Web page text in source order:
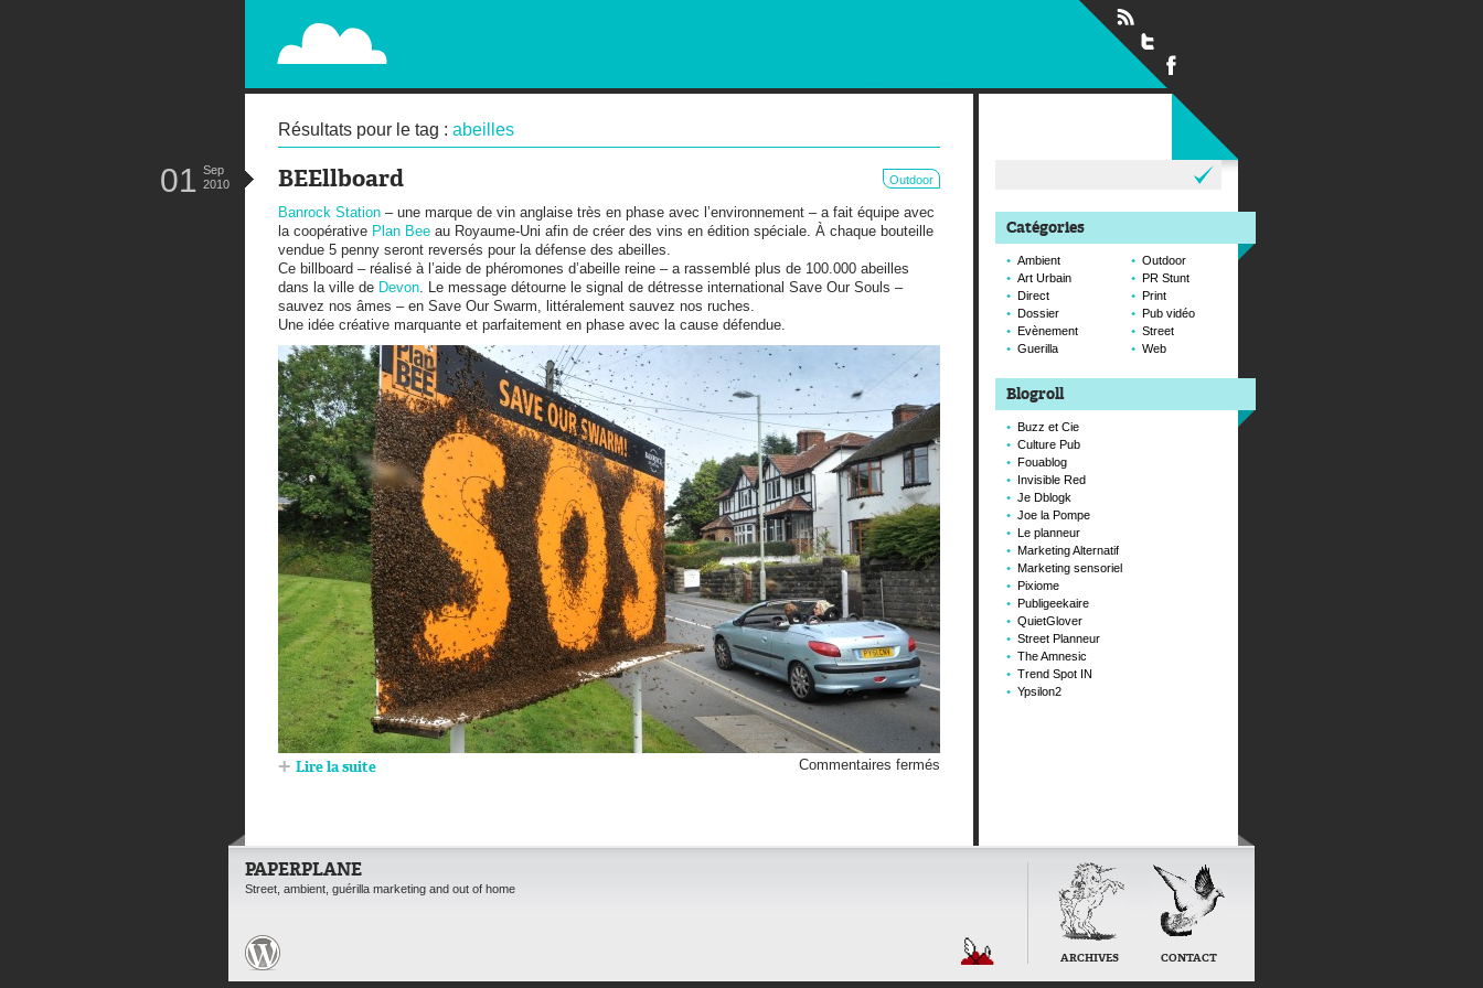
PAPERPLANE
STREET, AMBIENT, GUÉRILLA MARKETING AND OUT OF HOME
Résultats pour le tag : abeilles
BEEllboard Outdoor
01 Sep
2010
Banrock Station – une marque de vin anglaise très en phase avec l’environnement – a fait équipe avec
la coopérative Plan Bee au Royaume-Uni afin de créer des vins en édition spéciale. À chaque bouteille
vendue 5 penny seront reversés pour la défense des abeilles.
Ce billboard – réalisé à l’aide de phéromones d’abeille reine – a rassemblé plus de 100.000 abeilles
dans la ville de Devon . Le message détourne le signal de détresse international Save Our Souls –
sauvez nos âmes – en Save Our Swarm, littéralement sauvez nos ruches.
Une idée créative marquante et parfaitement en phase avec la cause défendue.
Lire la suite Commentaires fermés
Catégories
Ambient
Art Urbain
Direct
Dossier
Evènement
Guerilla
Outdoor
PR Stunt
Print
Pub vidéo
Street
Web
Blogroll
Buzz et Cie
Culture Pub
Fouablog
Invisible Red
Je Dblogk
Joe la Pompe
Le planneur
Marketing Alternatif
Marketing sensoriel
Pixiome
Publigeekaire
QuietGlover
Street Planneur
The Amnesic
Trend Spot IN
Ypsilon2
PAPERPLANE
Street, ambient, guérilla marketing and out of home
ARCHIVES CONTACT